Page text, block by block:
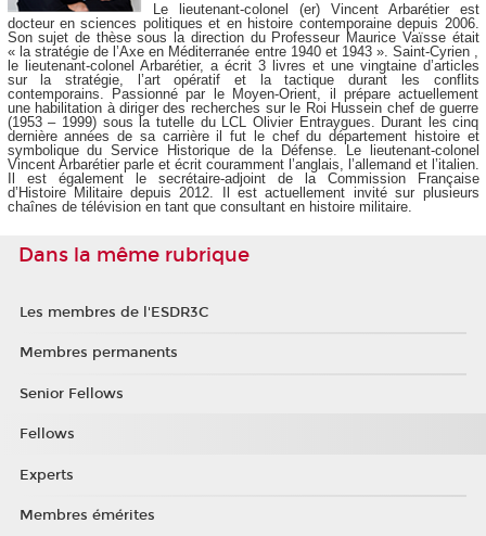
Le lieutenant-colonel (er) Vincent Arbarétier est
docteur en sciences politiques et en histoire contemporaine depuis 2006.
Son sujet de thèse sous la direction du Professeur Maurice Vaïsse était
« la stratégie de l’Axe en Méditerranée entre 1940 et 1943 ». Saint-Cyrien ,
le lieutenant-colonel Arbarétier, a écrit 3 livres et une vingtaine d’articles
sur la stratégie, l’art opératif et la tactique durant les conflits
contemporains. Passionné par le Moyen-Orient, il prépare actuellement
une habilitation à diriger des recherches sur le Roi Hussein chef de guerre
(1953 – 1999) sous la tutelle du LCL Olivier Entraygues. Durant les cinq
dernière années de sa carrière il fut le chef du département histoire et
symbolique du Service Historique de la Défense. Le lieutenant-colonel
Vincent Arbarétier parle et écrit couramment l’anglais, l’allemand et l’italien.
Il est également le secrétaire-adjoint de la Commission Française
d’Histoire Militaire depuis 2012. Il est actuellement invité sur plusieurs
chaînes de télévision en tant que consultant en histoire militaire.
Dans la même rubrique
Les membres de l'ESDR3C
Membres permanents
Senior Fellows
Fellows
Experts
Membres émérites